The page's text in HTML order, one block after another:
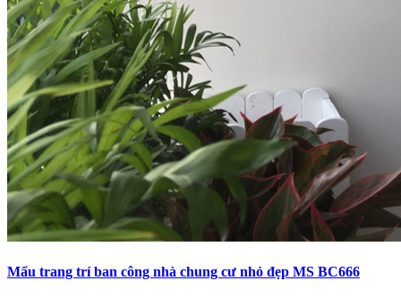
Mẩu trang trí ban công nhà chung cư nhỏ đẹp MS BC666